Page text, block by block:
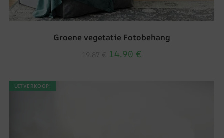
Groene vegetatie Fotobehang
14.90 €
UITVERKOOP!